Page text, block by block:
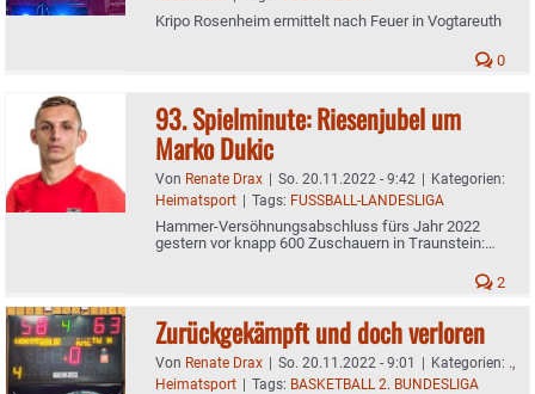
Kripo Rosenheim ermittelt nach Feuer in Vogtareuth
0
93. Spielminute: Riesenjubel um
Marko Dukic
Von Renate Drax | So. 20.11.2022 - 9:42 | Kategorien:
Heimatsport | Tags: FUSSBALL-LANDESLIGA
Hammer-Versöhnungsabschluss fürs Jahr 2022
gestern vor knapp 600 Zuschauern in Traunstein:
2
Zurückgekämpft und doch verloren
Von Renate Drax | So. 20.11.2022 - 9:01 | Kategorien: .,
Heimatsport | Tags: BASKETBALL 2. BUNDESLIGA